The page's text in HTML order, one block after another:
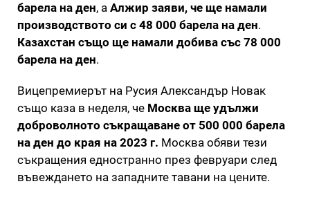
барела на ден, а Алжир заяви, че ще намали
производството си с 48 000 барела на ден.
Казахстан също ще намали добива със 78 000
барела на ден.
Вицепремиерът на Русия Александър Новак
също каза в неделя, че Москва ще удължи
доброволното съкращаване от 500 000 барела
на ден до края на 2023 г. Москва обяви тези
съкращения едностранно през февруари след
въвеждането на западните тавани на цените.